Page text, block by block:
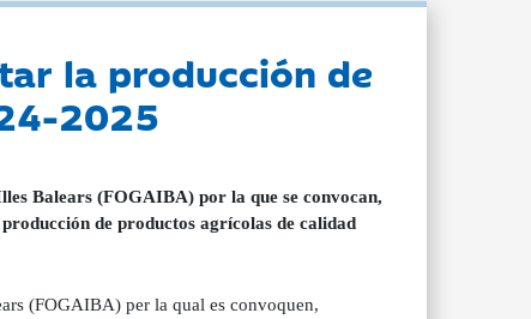
la producción de
2025
Balears (FOGAIBA) por la que se convocan,
de productos agrícolas de calidad
(FOGAIBA) per la qual es convoquen,